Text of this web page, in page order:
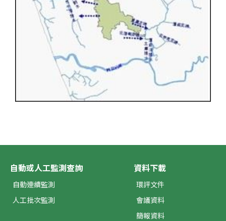
自動或人工監測查詢
自動連續監測
人工批次監測
資料下載
環評文件
會議資料
簡報資料